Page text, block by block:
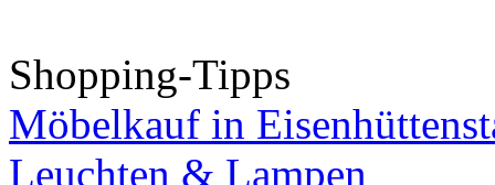
Shopping-Tipps
Möbelkauf in
Leuchten & Lampen